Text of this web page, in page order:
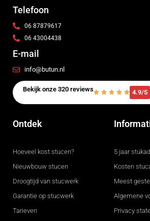
Telefoon
06 87879617
06 43004438
E-mail
info@butun.nl
Bekijk onze 320 reviews 4.9/5
Ontdek
Hoeveel kost stucen?
Nieuwbouw stucen
Droogtijd van stucwerk
Garantie op stucwerk
Tarieven
5 jaar
Kosten
Meest
Algemene
Privacy